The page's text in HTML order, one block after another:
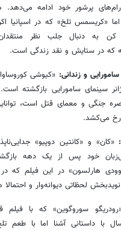
پرشور خود ادامه می‌دهد.
«کریسمس تلخ» که در اسپانیا
به دنبال جلب نظر
که در ستایش و نقد زندگی است.
«کیوشی
جنگی و معمای قتل است،
رخ می‌کشد.
«کان» و «کانتین دوپیو»
خود پس از یک دهه
هارلسون» در این فیلم
لحظاتی دیوانه‌وار و
سوروگوین» که با
با داستانی آشنا اما با طعم